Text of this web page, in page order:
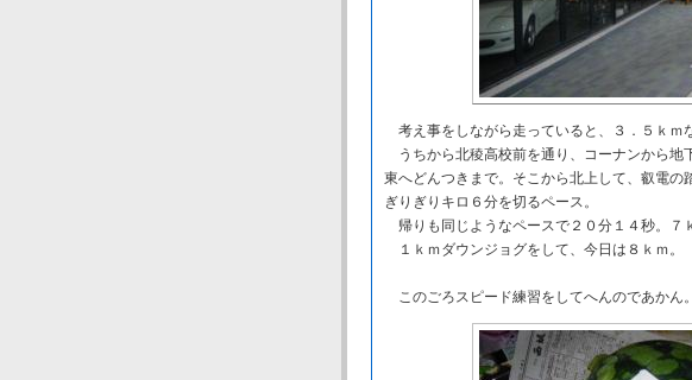
考え事をしながら走っていると、３．５ｋｍ
うちから北稜高校前を通り、コーナンから地
東へどんつきまで。そこから北上して、叡電の
ぎりぎりキロ６分を切るペース。
帰りも同じようなペースで２０分１４秒。７
１ｋｍダウンジョグをして、今日は８ｋｍ。
このごろスピード練習をしてへんのであかん